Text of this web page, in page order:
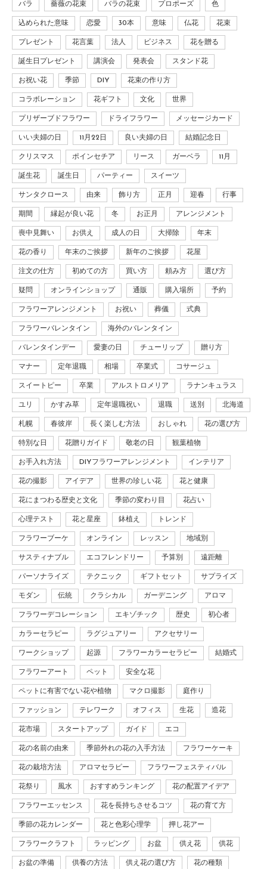
バラ 薔薇の花束 バラの花束 プロポーズ 色
込められた意味 恋愛 30本 意味 仏花 花束
プレゼント 花言葉 法人 ビジネス 花を贈る
誕生日プレゼント 講演会 発表会 スタンド花
お祝い花 季節 DIY 花束の作り方
コラボレーション 花ギフト 文化 世界
プリザーブドフラワー ドライフラワー メッセージカード
いい夫婦の日 11月22日 良い夫婦の日 結婚記念日
クリスマス ポインセチア リース ガーベラ 11月
誕生花 誕生日 パーティー スイーツ
サンタクロース 由来 飾り方 正月 迎春 行事
期間 縁起が良い花 冬 お正月 アレンジメント
喪中見舞い お供え 成人の日 大掃除 年末
花の香り 年末のご挨拶 新年のご挨拶 花屋
注文の仕方 初めての方 買い方 頼み方 選び方
疑問 オンラインショップ 通販 購入場所 予約
フラワーアレンジメント お祝い 葬儀 式典
フラワーバレンタイン 海外のバレンタイン
バレンタインデー 愛妻の日 チューリップ 贈り方
マナー 定年退職 相場 卒業式 コサージュ
スイートピー 卒業 アルストロメリア ラナンキュラス
ユリ かすみ草 定年退職祝い 退職 送別 北海道
札幌 春彼岸 長く楽しむ方法 おしゃれ 花の選び方
特別な日 花贈りガイド 敬老の日 観葉植物
お手入れ方法 DIYフラワーアレンジメント インテリア
花の撮影 アイデア 世界の珍しい花 花と健康
花にまつわる歴史と文化 季節の変わり目 花占い
心理テスト 花と星座 鉢植え トレンド
フラワーブーケ オンライン レッスン 地域別
サスティナブル エコフレンドリー 予算別 遠距離
パーソナライズ テクニック ギフトセット サプライズ
モダン 伝統 クラシカル ガーデニング アロマ
フラワーデコレーション エキゾチック 歴史 初心者
カラーセラピー ラグジュアリー アクセサリー
ワークショップ 起源 フラワーカラーセラピー 結婚式
フラワーアート ペット 安全な花
ペットに有害でない花や植物 マクロ撮影 庭作り
ファッション テレワーク オフィス 生花 造花
花市場 スタートアップ ガイド エコ
花の名前の由来 季節外れの花の入手方法 フラワーケーキ
花の栽培方法 アロマセラピー フラワーフェスティバル
花祭り 風水 おすすめランキング 花の配置アイデア
フラワーエッセンス 花を長持ちさせるコツ 花の育て方
季節の花カレンダー 花と色彩心理学 押し花アー
フラワークラフト ラッピング お盆 供え花 供花
お盆の準備 供養の方法 供え花の選び方 花の種類